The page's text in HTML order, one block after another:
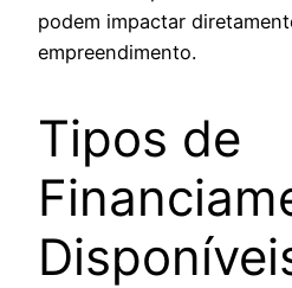
podem impactar
empreendimento.
Tipos de